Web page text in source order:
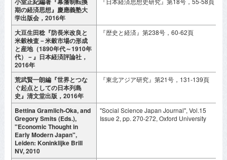
期の経済思想』慶應義塾大
学出版会，2016年
大豆生田稔『防長米改良と
米穀検査－米穀市場の形成
と産地（1890年代～1910年
代）－』日本経済評論社，
2016年
『歴史と経済』第238号，60-62頁
荒武賢一朗編『世界とつな
ぐ起点としての日本列島
史』清文堂出版，2016年
『東北アジア研究』第21号，131-139頁
Bettina Gramlich-Oka, and
Gregory Smits (Eds.),
"Economic Thought in
Early Modern Japan",
Leiden: Koninklijke Brill
NV, 2010
"Social Science Japan Journal", Vol.15
Issue 2, pp. 270-272, Oxford University